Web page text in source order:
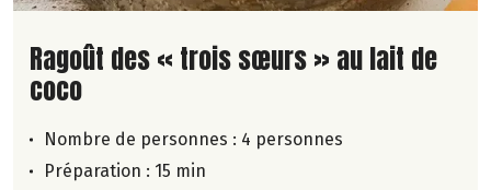
Lire la suite de la recette
Ragoût des « trois sœurs » au lait de
coco
Nombre de personnes : 4 personnes
Préparation : 15 min